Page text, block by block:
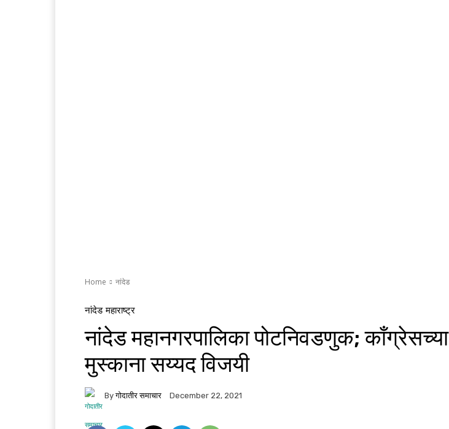
Home नांदेड
नांदेड महाराष्ट्र
नांदेड महानगरपालिका पोटनिवडणुक; काँग्रेसच्या
मुस्काना सय्यद विजयी
By गोदातीर समाचार December 22, 2021